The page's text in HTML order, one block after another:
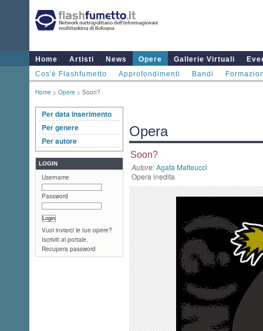
Home Artisti News Opere Gallerie Virtuali
Cos'è Flashfumetto
Approfondimenti Bandi
Home > Opere > Soon?
Per data inserimento
Per genere
Per autore
LOGIN
Username
Password
Vuoi inviarci le tue opere?
Iscriviti al portale.
Recupera password
Opera
Soon?
Autore:Agata Matteucci
Opera inedita